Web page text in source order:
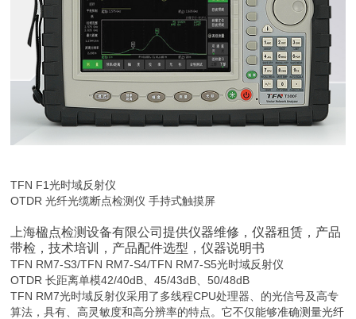
TFN F1光时域反射仪
OTDR 光纤光缆断点检测仪 手持式触摸屏
上海楹点检测设备有限公司提供仪器维修，仪器租赁， 产品
带检 ，技术培训，产品配件选型 ，仪器说明书
TFN RM7-S3/TFN RM7-S4/TFN RM7-S5光时域反射仪
OTDR 长距离单模42/40dB、45/43dB、50/48dB
TFN RM7光时域反射仪采用了多线程CPU处理器、的光信号及高专
算法，具有、高灵敏度和高分辨率的特点。它不仅能够准确测量光纤